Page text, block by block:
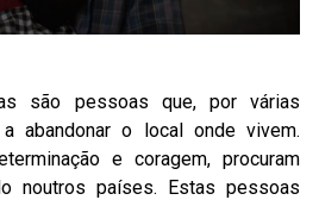
são pessoas que, por várias
abandonar o local onde vivem.
e coragem, procuram
noutros países. Estas pessoas